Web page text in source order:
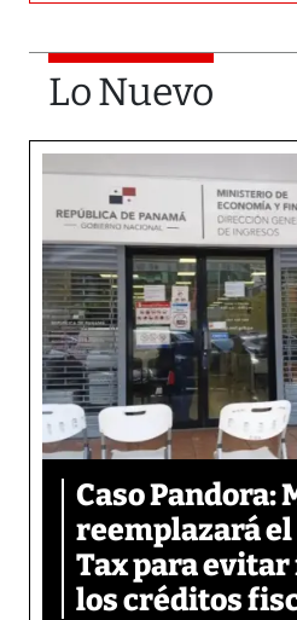
Lo Nuevo
Caso Pandora:
reemplazará
Tax para
los créditos